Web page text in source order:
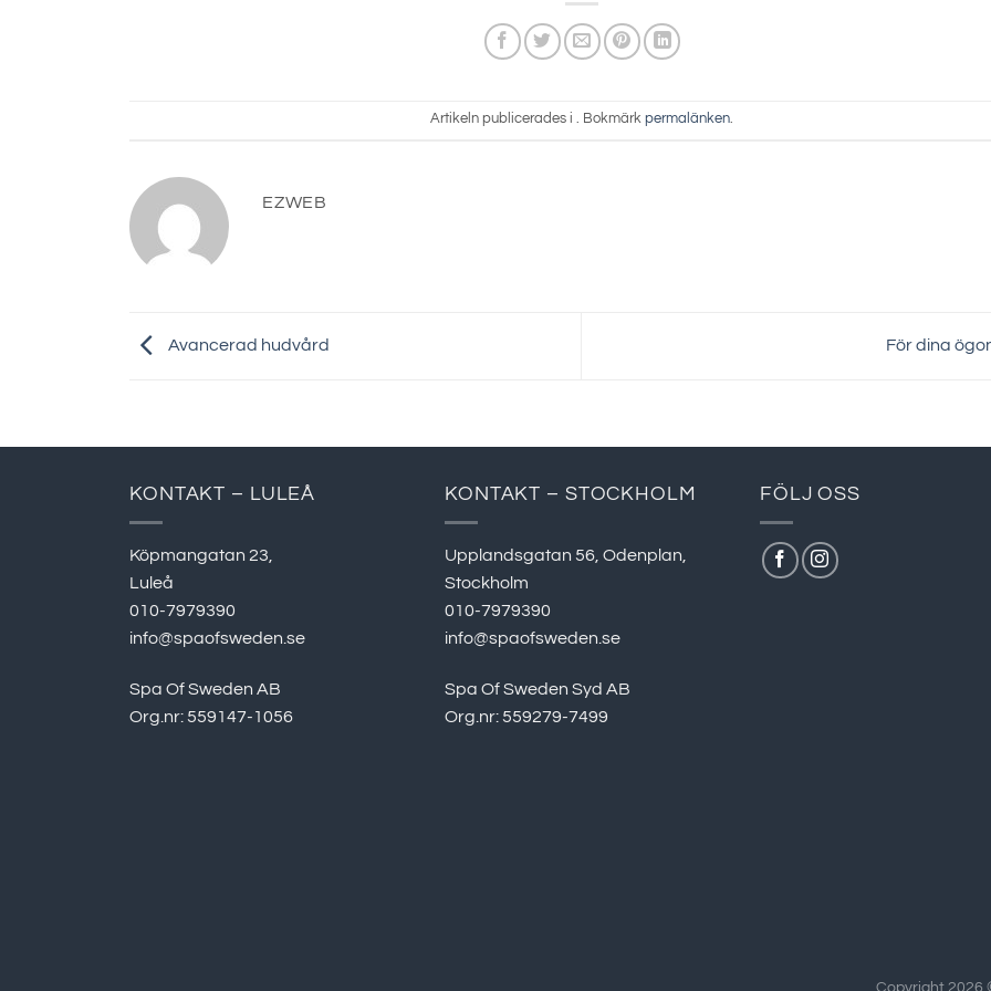
Artikeln publicerades i . Bokmärk permalänken.
EZWEB
Avancerad hudvård För dina
KONTAKT – LULEÅ
Köpmangatan 23,
Luleå
010-7979390
info@spaofsweden.se
Spa Of Sweden AB
Org.nr: 559147-1056
KONTAKT – STOCKHOLM
Upplandsgatan 56, Odenplan,
Stockholm
010-7979390
info@spaofsweden.se
Spa Of Sweden Syd AB
Org.nr: 559279-7499
FÖLJ OSS
Copyright 2026